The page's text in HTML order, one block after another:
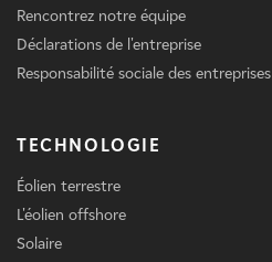
Rencontrez notre équipe
Déclarations de l'entreprise
Responsabilité sociale des entreprises
TECHNOLOGIE
Éolien terrestre
L'éolien offshore
Solaire